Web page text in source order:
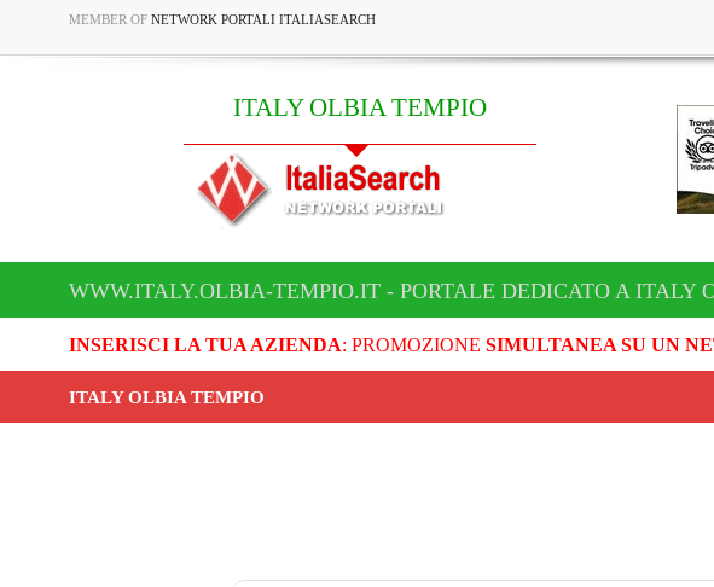
MEMBER OF NETWORK PORTALI ITALIASEARCH
ITALY OLBIA TEMPIO
WWW.ITALY.OLBIA-TEMPIO.IT - PORTALE DEDICATO A ITALY
INSERISCI LA TUA AZIENDA: PROMOZIONE SIMULTANEA SU UN
ITALY OLBIA TEMPIO